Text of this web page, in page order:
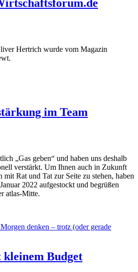
Hertrich wurde vom Magazin
im Team
„Gas geben“ und haben uns deshalb
verstärkt. Um Ihnen auch in Zukunft
Rat und Tat zur Seite zu stehen, haben
2022 aufgestockt und begrüßen
atlas-Mitte.
Budget